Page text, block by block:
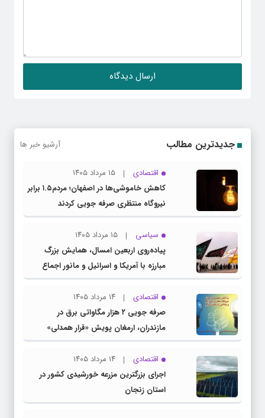
جدیدترین مطالب آرشیو خبر ها
اقتصادی
۱۵ مرداد ۱۴۰۵
کاهش خاموشی‌ها در اصفهان؛ مردم۱.۵ برابر
نیروگاه منتظری صرفه جویی کردند
سیاسی
۱۵ مرداد ۱۴۰۵
پیاده‌روی اربعین امسال، همایش بزرگ
مبارزه با آمریکا و اسرائیل و مانور اجماع
جبهه مقاومت و ملت‌های آزادی‌خواه در برابر
استکبار بود
اقتصادی
۱۴ مرداد ۱۴۰۵
صرفه جویی ۲ هزار مگاواتی برق در
مازندران، ارمغان پویش «قرار همدلی»
اقتصادی
۱۴ مرداد ۱۴۰۵
اجرای بزرگترین مزرعه خورشیدی کشور در
استان زنجان